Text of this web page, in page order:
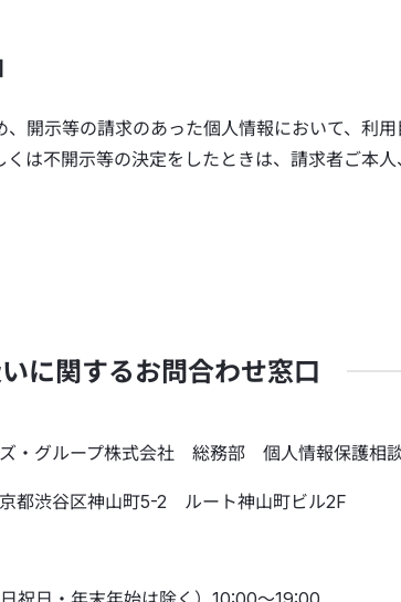
、開示等の請求のあった個人情報において、利
は不開示等の決定をしたときは、請求者ご本人
に関するお問合わせ窓口
・グループ株式会社 総務部 個人情報保護相
都渋谷区神山町5-2 ルート神山町ビル2F